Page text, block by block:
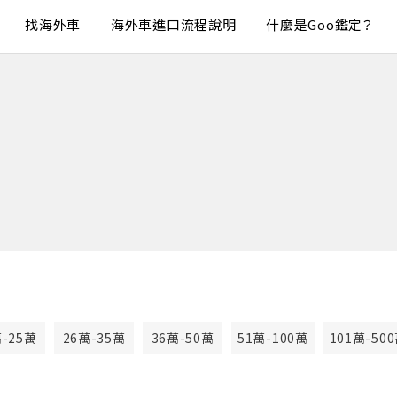
找海外車 海外車進口流程說明 什麼是Goo鑑定？
25萬 26萬-35萬 36萬-50萬 51萬-100萬 101萬-500